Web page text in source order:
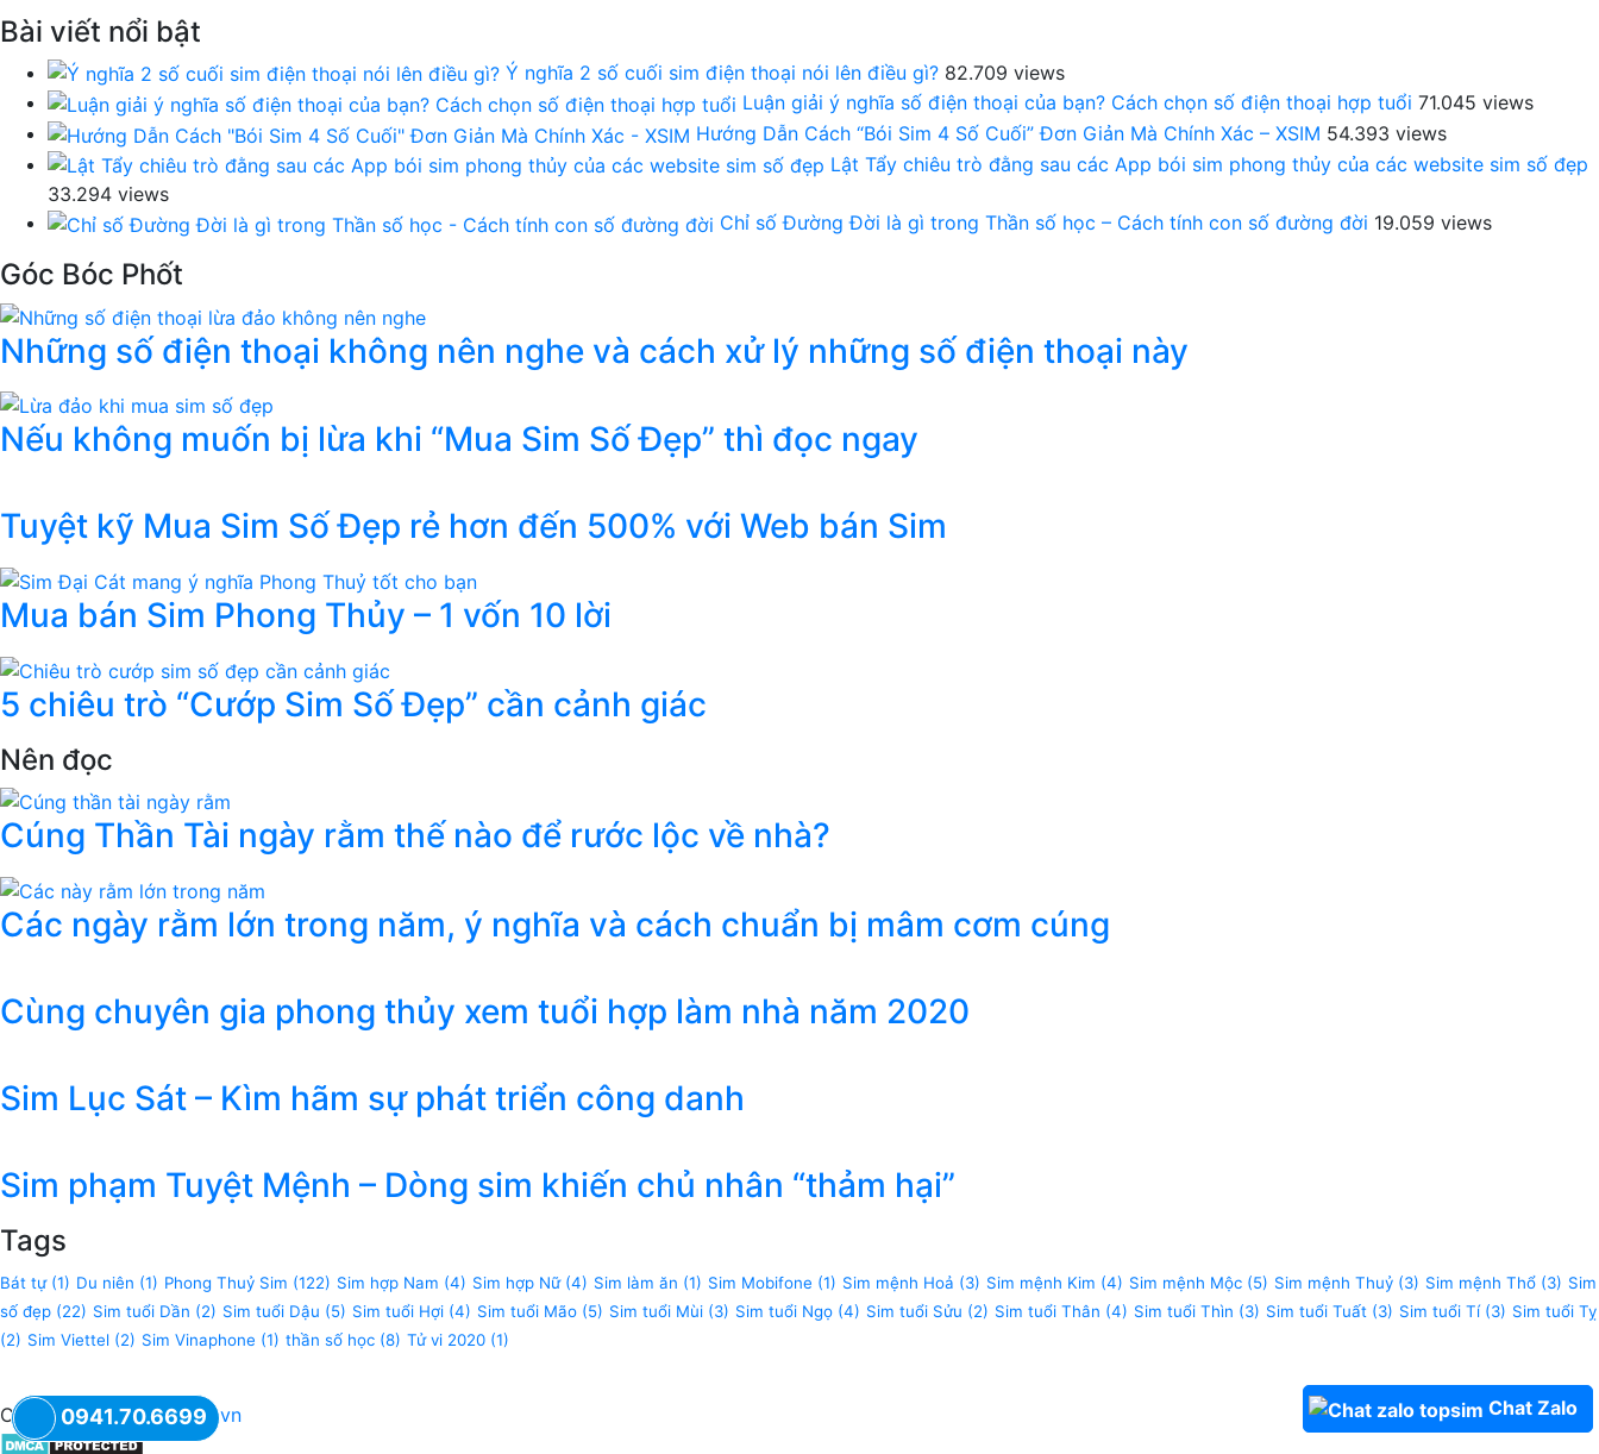
Bài viết nổi bật
Ý nghĩa 2 số cuối sim điện thoại nói lên điều gì? 82.709 views
Luận giải ý nghĩa số điện thoại của bạn? Cách chọn số điện thoại hợp tuổi 71.045 views
Hướng Dẫn Cách “Bói Sim 4 Số Cuối” Đơn Giản Mà Chính Xác – XSIM 54.393 views
Lật Tẩy chiêu trò đằng sau các App bói sim phong thủy của các website sim số đẹp
33.294 views
Chỉ số Đường Đời là gì trong Thần số học – Cách tính con số đường đời 19.059 views
Góc Bóc Phốt
Những số điện thoại không nên nghe và cách xử lý những số điện thoại này
Nếu không muốn bị lừa khi “Mua Sim Số Đẹp” thì đọc ngay
Tuyệt kỹ Mua Sim Số Đẹp rẻ hơn đến 500% với Web bán Sim
Mua bán Sim Phong Thủy – 1 vốn 10 lời
5 chiêu trò “Cướp Sim Số Đẹp” cần cảnh giác
Nên đọc
Cúng Thần Tài ngày rằm thế nào để rước lộc về nhà?
Các ngày rằm lớn trong năm, ý nghĩa và cách chuẩn bị mâm cơm cúng
Cùng chuyên gia phong thủy xem tuổi hợp làm nhà năm 2020
Sim Lục Sát – Kìm hãm sự phát triển công danh
Sim phạm Tuyệt Mệnh – Dòng sim khiến chủ nhân “thảm hại”
Tags
Bát tự(1) Du niên (1) Phong Thuỷ Sim (122) Sim hợp Nam (4) Sim hợp Nữ(4) Sim làm ăn (1) Sim Mobifone (1) Sim mệnh Hoả (3) Sim mệnh Kim (4) Sim mệnh Mộc (5) Sim mệnh Thuỷ (3) Sim mệnh Thổ (3) Sim
số đẹp (22) Sim tuổi Dần (2) Sim tuổi Dậu (5) Sim tuổi Hợi (4) Sim tuổi Mão (5) Sim tuổi Mùi (3) Sim tuổi Ngọ (4) Sim tuổi Sửu (2) Sim tuổi Thân (4) Sim tuổi Thìn (3) Sim tuổi Tuất (3) Sim tuổi Tí(3) Sim tuổi Tỵ
(2) Sim Viettel (2) Sim Vinaphone (1) thần số học (8) Tử vi 2020 (1)
Copyright © 2018XSIM.vn
0941.70.6699 Chat Zalo